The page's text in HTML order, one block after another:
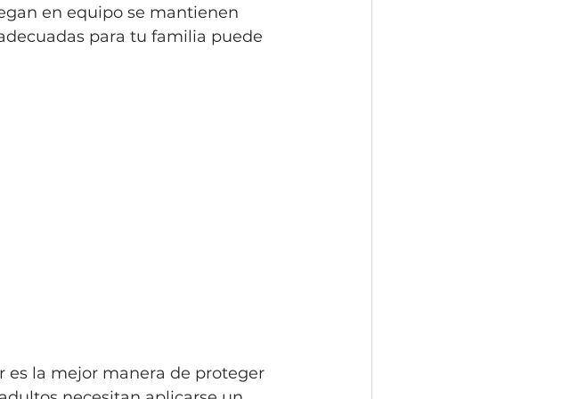
en equipo se mantienen
para tu familia puede
es la mejor manera de proteger